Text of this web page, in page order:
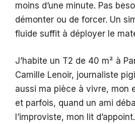
moins d’une minute. Pas
démonter ou de forcer. Un
fluide suffit à déployer le
J’habite un T2 de 40 m² à
Camille Lenoir, journaliste
aussi ma pièce à vivre, mon
et parfois, quand un ami
l’improviste, mon lit